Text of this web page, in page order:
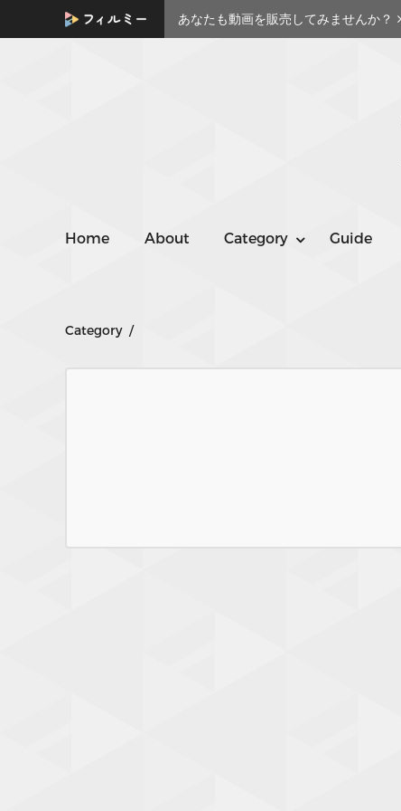
あなたも動画を販売してみませんか？
Home About Category Guide
Category /